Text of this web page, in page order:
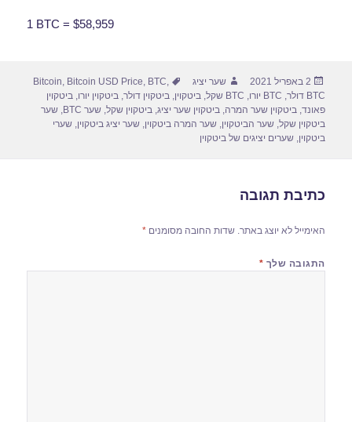
1 BTC = $58,959
פורסם
בתאריך
2 באפריל 2021 מחבר
שער יציג תגיות Bitcoin, Bitcoin USD Price, BTC,
BTC דולר
, BTC יורו , BTC שקל ,ביטקוין,ביטקוין דולר,ביטקוין יורו,ביטקוין
פאונד,ביטקוין שער המרה,ביטקוין שער יציג,ביטקוין שקל,שער BTC ,שער
ביטקוין שקל,שער הביטקוין,שער המרה ביטקוין,שער יציג ביטקוין,שערי
ביטקוין,שערים יציגים של ביטקוין
כתיבת תגובה
האימייל לא יוצג באתר. שדות החובה מסומנים*
התגובה שלך *